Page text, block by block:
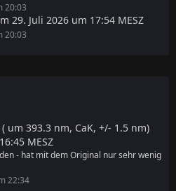
20:03
29. Juli 2026 um 17:54 MESZ
20:03
um 393.3 nm, CaK, +/- 1.5 nm)
MESZ
- hat mit dem Original nur sehr wenig
22:34